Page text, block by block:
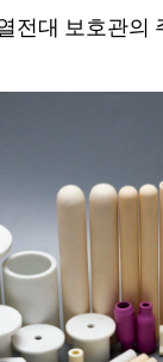
전대 보호관